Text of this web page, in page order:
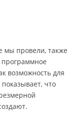
мы провели, также
программное
возможность для
показывает, что